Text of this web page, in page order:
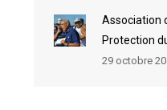
Association
Protection
29 octobre